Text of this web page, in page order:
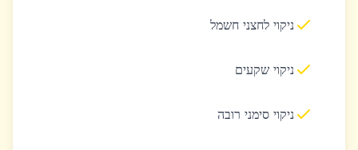
ניקוי לחצני חשמל
ניקוי שקעים
ניקוי סימני רובה